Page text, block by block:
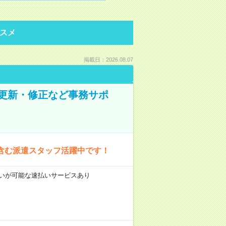
メ
掲載日：2026.08.07
新・修正など事務サポ
派遣スタッフ活躍中です！
可能な速払いサービスあり